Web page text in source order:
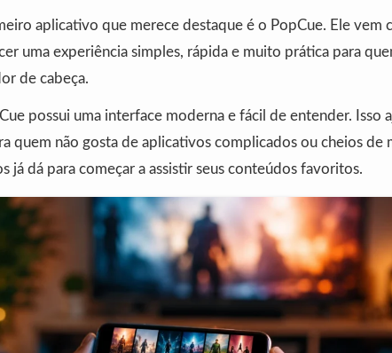
aplicativo que merece destaque é o PopCue. Ele vem
uma experiência simples, rápida e muito prática para
de cabeça.
possui uma interface moderna e fácil de entender. Isso
quem não gosta de aplicativos complicados ou cheios de
já dá para começar a assistir seus conteúdos favoritos.